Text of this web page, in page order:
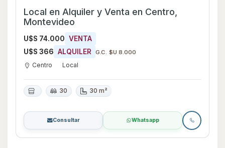
Local en Alquiler y Venta en Centro,
Montevideo
U$S 74.000 VENTA
U$S 366 ALQUILER G.C. $U 8.000
Centro Local
30 30 m²
Consultar Whatsapp